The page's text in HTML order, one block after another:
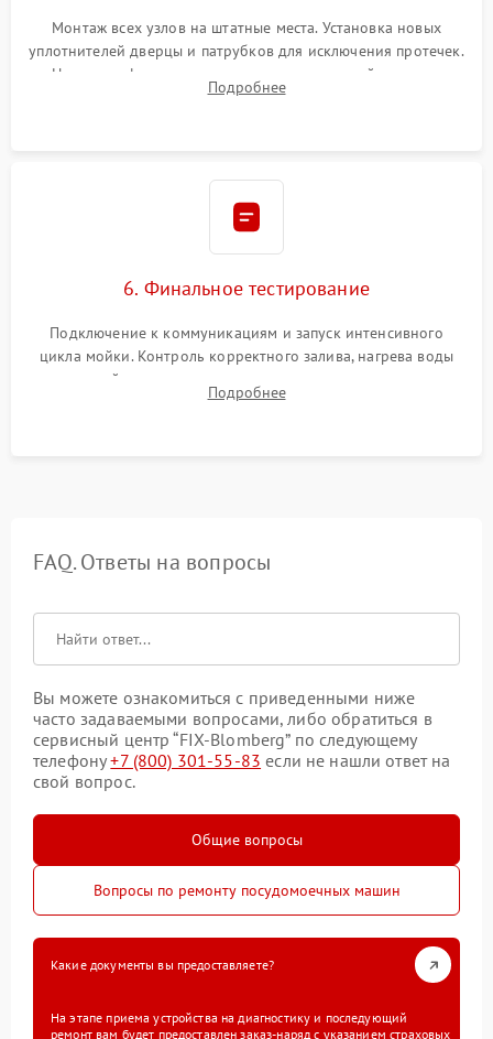
Монтаж всех узлов на штатные места. Установка новых
уплотнителей дверцы и патрубков для исключения протечек.
Надежная фиксация хомутов гидравлической системы,
сборка корпуса и установка датчика поплавка.
Подробнее
6. Финальное тестирование
Подключение к коммуникациям и запуск интенсивного
цикла мойки. Контроль корректного залива, нагрева воды
до нужной температуры, отсутствия посторонних шумов,
штатного слива и абсолютной сухости в поддоне.
Подробнее
FAQ. Ответы на вопросы
Вы можете ознакомиться с приведенными ниже
часто задаваемыми вопросами, либо обратиться в
сервисный центр “FIX-Blomberg” по следующему
телефону+7 (800) 301-55-83 если не нашли ответ на
свой вопрос.
Общие вопросы
Вопросы по ремонту посудомоечных машин
Какие документы вы предоставляете?
На этапе приема устройства на диагностику и последующий
ремонт вам будет предоставлен заказ-наряд с указанием страховых